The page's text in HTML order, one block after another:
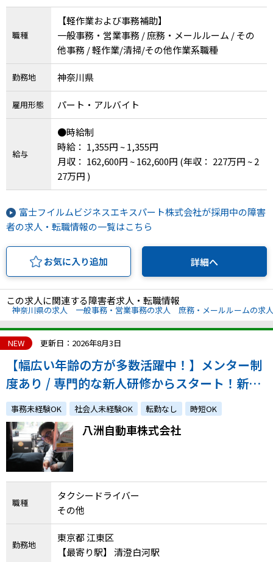
職種
【軽作業および事務補助】
一般事務・営業事務 / 庶務・メールルーム / その
他事務 / 軽作業/清掃/その他作業系職種
勤務地 神奈川県
雇用形態 パート・アルバイト
給与
●時給制
時給： 1,355円 ~ 1,355円
月収： 162,600円 ~ 162,600円 (年収： 227万円 ~ 2
27万円 )
富士フイルムビジネスエキスパート株式会社が採用中の障害
者の求人・転職情報の一覧はこちら
お気に入り追加 詳細へ
この求人に関連する障害者求人・転職情報
神奈川県の求人 一般事務・営業事務の求人 庶務・メールルームの求人
NEW 更新日：2026年8月3日
【幅広い年齢の方が多数活躍中！】メンター制
度あり / 専門的な新人研修からスタート！新し
い業務にチャレンジしたい方ぜひご応募くださ
い。
事務未経験OK 社会人未経験OK 転勤なし 時短OK
八洲自動車株式会社
職種
タクシードライバー
その他
勤務地
東京都 江東区
【最寄り駅】 清澄白河駅